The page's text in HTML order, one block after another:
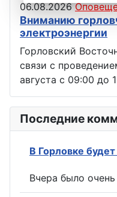
06.08.2026
Вниманию
электроэнергии
Горловский
связи с
августа с 09:00 до
Последние
Вчера было